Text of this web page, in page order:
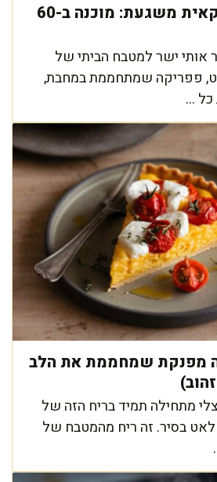
עוגת פסטה מרוקאית משגעת: מוכנה ב-60
אותי ישר למטבח הביתי של
פפריקה שמתחממת במחבת,
...
מפנקת שמחממת את הלב
מתחילה תמיד בריח הזה של
בסיר. זה ריח מהמטבח של